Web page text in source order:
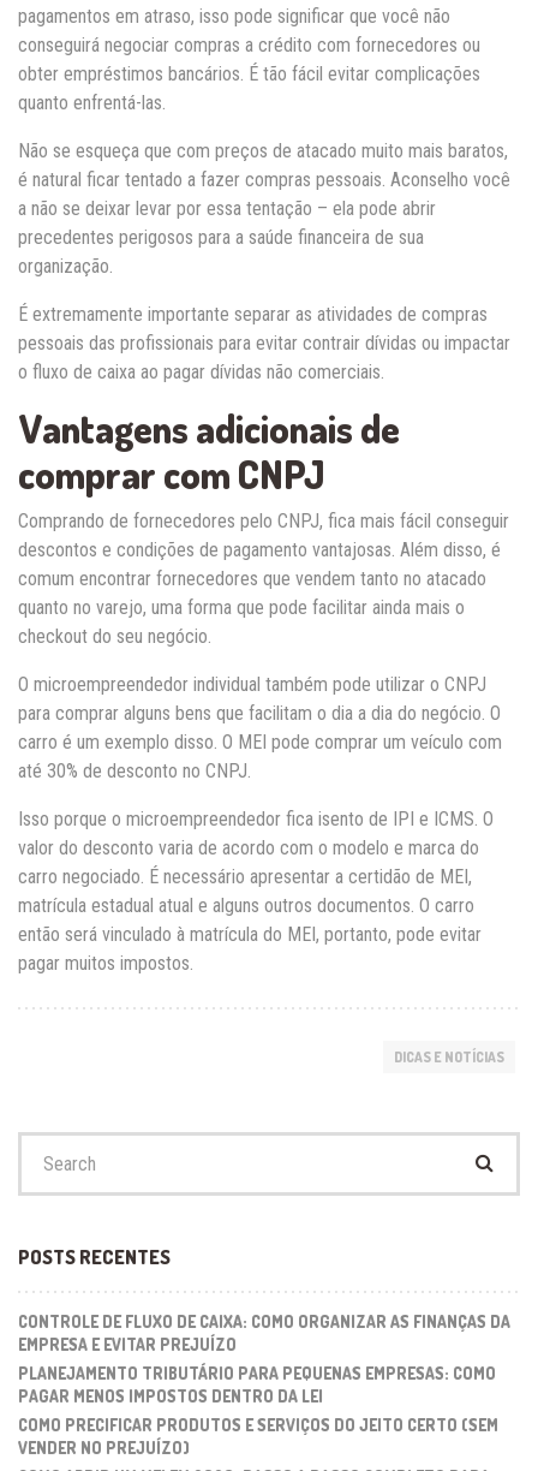
pagamentos em atraso, isso pode significar que você não
conseguirá negociar compras a crédito com fornecedores ou
obter empréstimos bancários. É tão fácil evitar complicações
quanto enfrentá-las.
Não se esqueça que com preços de atacado muito mais baratos,
é natural ficar tentado a fazer compras pessoais. Aconselho você
a não se deixar levar por essa tentação – ela pode abrir
precedentes perigosos para a saúde financeira de sua
organização.
É extremamente importante separar as atividades de compras
pessoais das profissionais para evitar contrair dívidas ou impactar
o fluxo de caixa ao pagar dívidas não comerciais.
Vantagens adicionais de
comprar com CNPJ
Comprando de fornecedores pelo CNPJ, fica mais fácil conseguir
descontos e condições de pagamento vantajosas. Além disso, é
comum encontrar fornecedores que vendem tanto no atacado
quanto no varejo, uma forma que pode facilitar ainda mais o
checkout do seu negócio.
O microempreendedor individual também pode utilizar o CNPJ
para comprar alguns bens que facilitam o dia a dia do negócio. O
carro é um exemplo disso. O MEI pode comprar um veículo com
até 30% de desconto no CNPJ.
Isso porque o microempreendedor fica isento de IPI e ICMS. O
valor do desconto varia de acordo com o modelo e marca do
carro negociado. É necessário apresentar a certidão de MEI,
matrícula estadual atual e alguns outros documentos. O carro
então será vinculado à matrícula do MEI, portanto, pode evitar
pagar muitos impostos.
DICAS E NOTÍCIAS
POSTS RECENTES
CONTROLE DE FLUXO DE CAIXA: COMO ORGANIZAR AS FINANÇAS DA
EMPRESA E EVITAR PREJUÍZO
PLANEJAMENTO TRIBUTÁRIO PARA PEQUENAS EMPRESAS: COMO
PAGAR MENOS IMPOSTOS DENTRO DA LEI
COMO PRECIFICAR PRODUTOS E SERVIÇOS DO JEITO CERTO (SEM
VENDER NO PREJUÍZO)